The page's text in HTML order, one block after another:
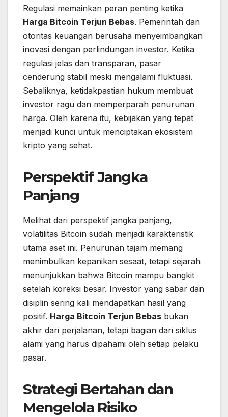
Regulasi memainkan peran penting ketika
Harga Bitcoin Terjun Bebas. Pemerintah dan
otoritas keuangan berusaha menyeimbangkan
inovasi dengan perlindungan investor. Ketika
regulasi jelas dan transparan, pasar
cenderung stabil meski mengalami fluktuasi.
Sebaliknya, ketidakpastian hukum membuat
investor ragu dan memperparah penurunan
harga. Oleh karena itu, kebijakan yang tepat
menjadi kunci untuk menciptakan ekosistem
kripto yang sehat.
Perspektif Jangka
Panjang
Melihat dari perspektif jangka panjang,
volatilitas Bitcoin sudah menjadi karakteristik
utama aset ini. Penurunan tajam memang
menimbulkan kepanikan sesaat, tetapi sejarah
menunjukkan bahwa Bitcoin mampu bangkit
setelah koreksi besar. Investor yang sabar dan
disiplin sering kali mendapatkan hasil yang
positif. Harga Bitcoin Terjun Bebas bukan
akhir dari perjalanan, tetapi bagian dari siklus
alami yang harus dipahami oleh setiap pelaku
pasar.
Strategi Bertahan dan
Mengelola Risiko